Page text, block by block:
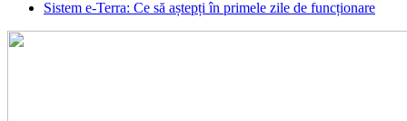
Sistem e-Terra: Ce să aștepți în primele zile de funcționare